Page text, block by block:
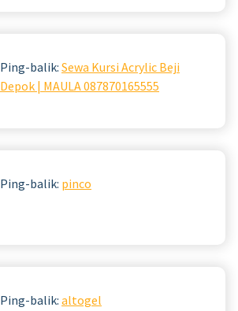
Ping-balik: Sewa Kursi Acrylic Beji
Depok | MAULA 087870165555
Ping-balik: pinco
Ping-balik: altogel